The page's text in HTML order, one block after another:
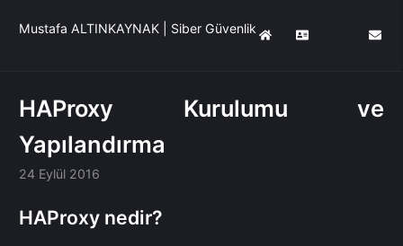
Mustafa ALTINKAYNAK | Siber Güvenlik
HAProxy Kurulumu ve
Yapılandırma
24 Eylül 2016
HAProxy nedir?